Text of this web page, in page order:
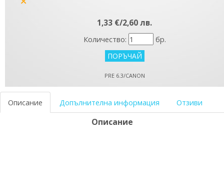
1,33 €/2,60 лв.
Количество: бр.
PRE 6.3/CANON
Описание Допълнителна информация Отзиви
Описание